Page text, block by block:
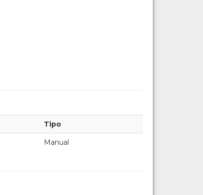
Tipo
Manual